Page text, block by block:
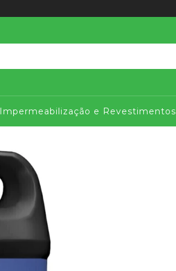
Impermeabilização e Revestimentos